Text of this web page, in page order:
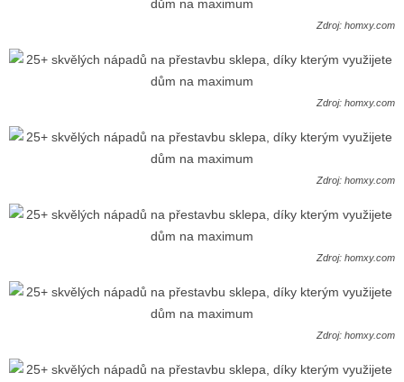
Zdroj: homxy.com
Zdroj: homxy.com
Zdroj: homxy.com
Zdroj: homxy.com
Zdroj: homxy.com